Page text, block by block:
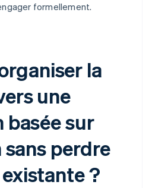
formellement.
la
une
sur
sans perdre
?